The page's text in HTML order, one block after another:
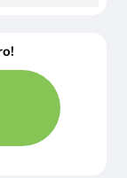
sufrir
en
Consulten
gratuito
muelle al
de 50